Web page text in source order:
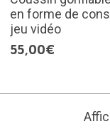
en forme de
jeu vidéo
55,00€